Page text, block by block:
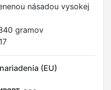
násadou vysokej
gramov
(EU)